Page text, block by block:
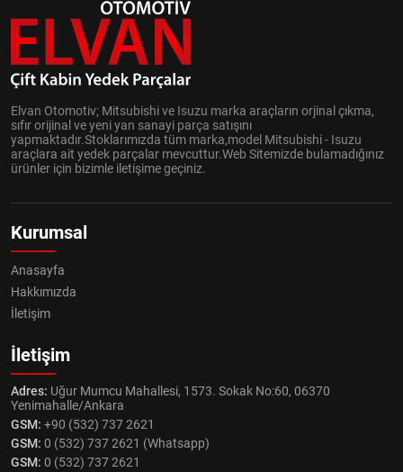
Elvan Otomotiv; Mitsubishi ve Isuzu marka araçların orjinal çıkma,
sıfır orijinal ve yeni yan sanayi parça satışını
yapmaktadır.Stoklarımızda tüm marka,model Mitsubishi - Isuzu
araçlara ait yedek parçalar mevcuttur.Web Sitemizde bulamadığınız
ürünler için bizimle iletişime geçiniz.
Kurumsal
Anasayfa
Hakkımızda
İletişim
İletişim
Adres: Uğur Mumcu Mahallesi, 1573. Sokak No:60, 06370
Yenimahalle/Ankara
GSM: +90 (532) 737 2621
GSM: 0 (532) 737 2621 (Whatsapp)
GSM: 0 (532) 737 2621